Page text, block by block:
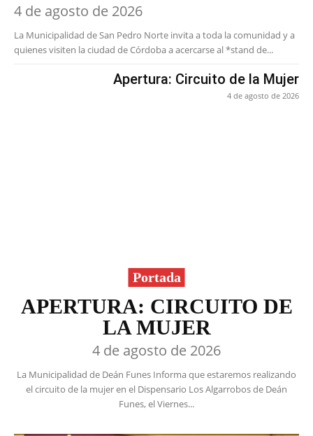
4 de agosto de 2026
La Municipalidad de San Pedro Norte invita a toda la comunidad y a
quienes visiten la ciudad de Córdoba a acercarse al *stand de...
Apertura: Circuito de la Mujer
4 de agosto de 2026
Portada
APERTURA: CIRCUITO DE
LA MUJER
4 de agosto de 2026
La Municipalidad de Deán Funes Informa que estaremos realizando
el circuito de la mujer en el Dispensario Los Algarrobos de Deán
Funes, el Viernes...